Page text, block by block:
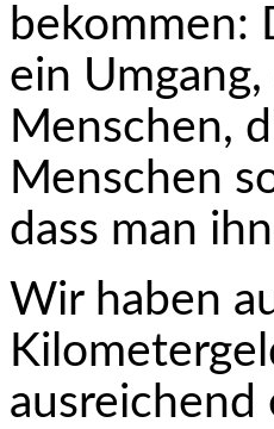
bekommen:
ein
Menschen,
Menschen
dass man
Wir haben